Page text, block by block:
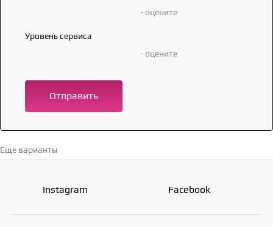
- оцените
Уровень сервиса
- оцените
Отправить
Еще варианты
Instagram Facebook